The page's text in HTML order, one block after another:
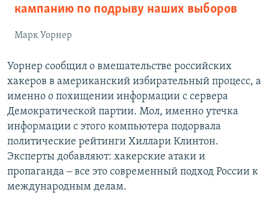
кампанию по подрыву наших выборов
Марк Уорнер
Уорнер сообщил о вмешательстве российских
хакеров в американский избирательный процесс, а
именно о похищении информации с сервера
Демократической партии. Мол, именно утечка
информации с этого компьютера подорвала
политические рейтинги Хиллари Клинтон.
Эксперты добавляют: хакерские атаки и
пропаганда ‒ все это современный подход России к
международным делам.